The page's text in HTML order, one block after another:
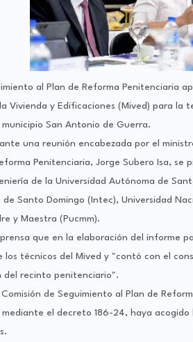
al Plan de Reforma Penitenciaria
Vivienda y Edificaciones (Mived) para la
San Antonio de Guerra.
una reunión encabezada por el
Penitenciaria, Jorge Subero Isa,
de la Universidad Autónoma de
Santo Domingo (Intec), Universidad
y Maestra (Pucmm).
que en la elaboración del informe
los técnicos del Mived y "contó con el
del recinto penitenciario".
de Seguimiento al Plan de
mediante el decreto 186-24, haya